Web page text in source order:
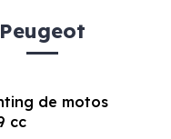
Peugeot